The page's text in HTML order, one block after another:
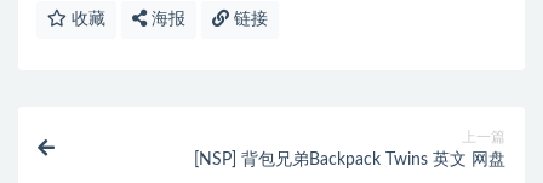
收藏 海报 链接
上一篇
[NSP] 背包兄弟Backpack Twins 英文 网盘